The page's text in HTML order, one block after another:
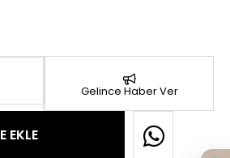
Gelince Haber Ver